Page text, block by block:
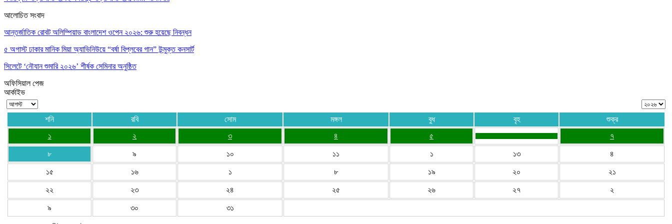
আলোচিত সংবাদ
আন্তর্জাতিক রোবট অলিম্পিয়াড বাংলাদেশ ওপেন ২০২৬: শুরু হয়েছে নিবন্ধন
৫ অগাস্ট ঢাকার মানিক মিয়া অ্যাভিনিউয়ে “বর্ষা বিপ্লবের গান” উন্মুক্ত কনসার্ট
সিলেটে ‘নৌযান শুমারি ২০২৬’ শীর্ষক সেমিনার অনুষ্ঠিত
অফিসিয়াল পেজ
আর্কাইভ
শনি রবি সোম মঙ্গল বুধ বৃহ
শুক্র
১
২ ৩ ৪ ৫ ৭
৮ ৯ ১০ ১১ ১ ১৩ ৪
১৫ ১৬ ১ ৮ ১৯ ২০ ২১
২২ ২৩ ২৪ ২৫ ২৬ ২৭ ২
৯ ৩০ ৩১